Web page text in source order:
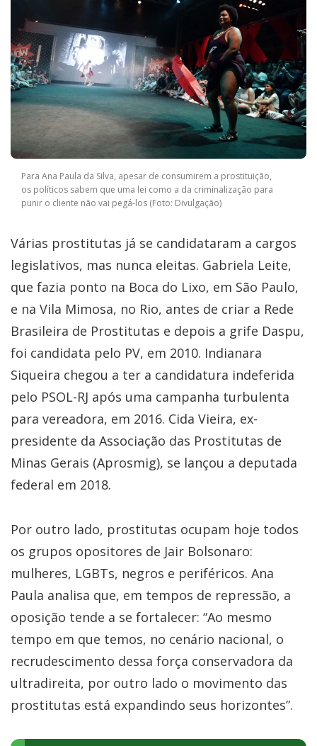
Para Ana Paula da Silva, apesar de consumirem a prostituição,
os políticos sabem que uma lei como a da criminalização para
punir o cliente não vai pegá-los (Foto: Divulgação)
Várias prostitutas já se candidataram a cargos
legislativos, mas nunca eleitas. Gabriela Leite,
que fazia ponto na Boca do Lixo, em São Paulo,
e na Vila Mimosa, no Rio, antes de criar a Rede
Brasileira de Prostitutas e depois a grife Daspu,
foi candidata pelo PV, em 2010. Indianara
Siqueira chegou a ter a candidatura indeferida
pelo PSOL-RJ após uma campanha turbulenta
para vereadora, em 2016. Cida Vieira, ex-
presidente da Associação das Prostitutas de
Minas Gerais (Aprosmig), se lançou a deputada
federal em 2018.
Por outro lado, prostitutas ocupam hoje todos
os grupos opositores de Jair Bolsonaro:
mulheres, LGBTs, negros e periféricos. Ana
Paula analisa que, em tempos de repressão, a
oposição tende a se fortalecer: “Ao mesmo
tempo em que temos, no cenário nacional, o
recrudescimento dessa força conservadora da
ultradireita, por outro lado o movimento das
prostitutas está expandindo seus horizontes”.